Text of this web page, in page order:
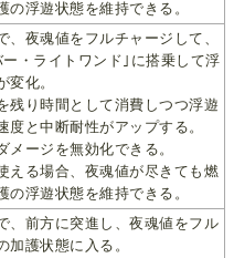
の浮遊状態を維持できる。
、夜魂値をフルチャージして、
・ライトワンド｣に搭乗して浮
変化。
残り時間として消費しつつ浮遊
度と中断耐性がアップする。
メージを無効化できる。
える場合、夜魂値が尽きても燃
の浮遊状態を維持できる。
、前方に突進し、夜魂値をフル
加護状態に入る。